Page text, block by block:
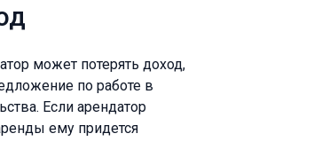
может потерять доход,
по работе в
Если арендатор
ему придется